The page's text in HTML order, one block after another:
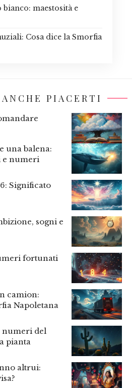
bianco: maestosità e
Cosa dice la Smorfia
PIACERTI
una balena:
e numeri
Significato
sogni e
fortunati
camion:
Napoletana
numeri del
pianta
altrui: